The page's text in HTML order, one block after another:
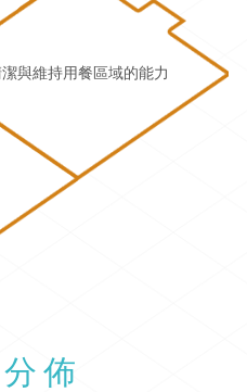
與維持用餐區域的能力
佈